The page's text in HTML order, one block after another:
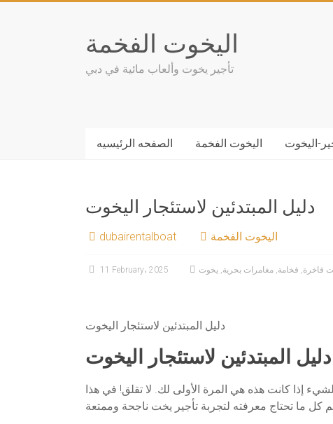
اليخوت الفخمة
تأجير يخوت وألعاب مائية في دبي
الصفحه الرئيسيه اليخوت الفخمة اليخوت
دليل المبتدئين لاستئجار اليخوت
dubairentalboat اليخوت الفخمة
11 February، 2025 فاخرة, فخامة, مغامرات بحرية, يخوت
دليل المبتدئين لاستئجار اليخوت
دليل المبتدئين لاستئجار اليخوت
إذا كانت هذه هي المرة الأولى لك. لا تقلق! في هذا